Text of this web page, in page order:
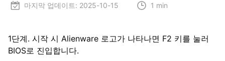
마지막 업데이트: 2025-10-15 1 min
1단계. 시작 시 Alienware 로고가 나타나면 F2 키를 눌러
BIOS로 진입합니다.